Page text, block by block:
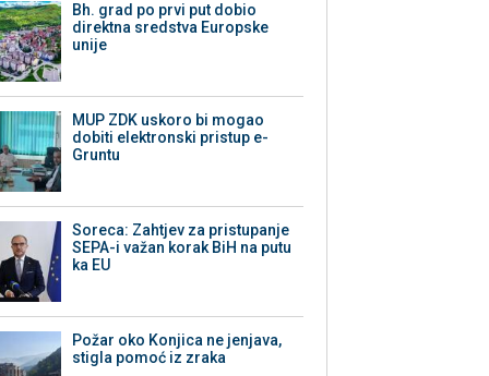
Bh. grad po prvi put dobio
direktna sredstva Europske
unije
MUP ZDK uskoro bi mogao
dobiti elektronski pristup e-
Gruntu
Soreca: Zahtjev za pristupanje
SEPA-i važan korak BiH na putu
ka EU
Požar oko Konjica ne jenjava,
stigla pomoć iz zraka